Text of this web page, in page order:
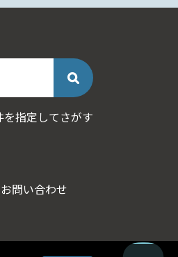
お問い合わせ
を指定してさがす